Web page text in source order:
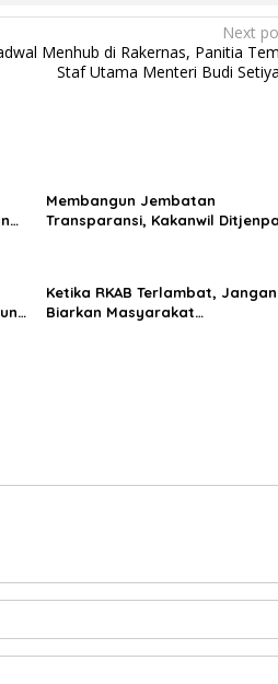
Next
Menhub di Rakernas, Panitia
Staf Utama Menteri Budi
Membangun Jembatan
Transparansi, Kakanwil
Ketika RKAB Terlambat, Jangan
Biarkan Masyarakat